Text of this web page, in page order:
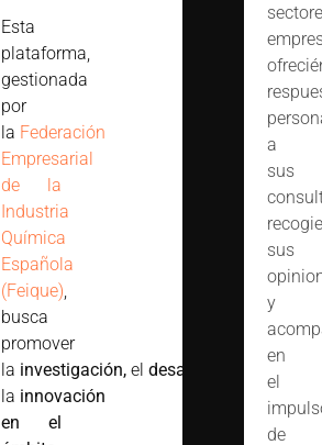
Esta
plataforma,
gestionada
por
la Federación
Empresarial
de la
Industria
Química
Española
(Feique),
busca
promover
la investigación,el desarrollo
la innovación
en el
a
sus
sus
y
en
el
de